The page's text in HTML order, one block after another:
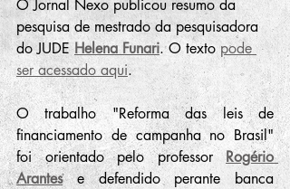
O Jornal Nexo publicou resumo da
pesquisa de mestrado da pesquisadora
do JUDE Helena Funari. O texto pode
ser acessado aqui.
O trabalho "Reforma das leis de
financiamento de campanha no Brasil"
foi orientado pelo professor Rogério
Arantes e defendido perante banca